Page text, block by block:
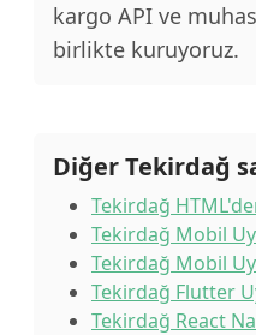
kargo API ve
birlikte kuruyoruz.
Diğer Tekirdağ
Tekirdağ
Tekirdağ Mobil
Tekirdağ Mobil
Tekirdağ Flutter
Tekirdağ React